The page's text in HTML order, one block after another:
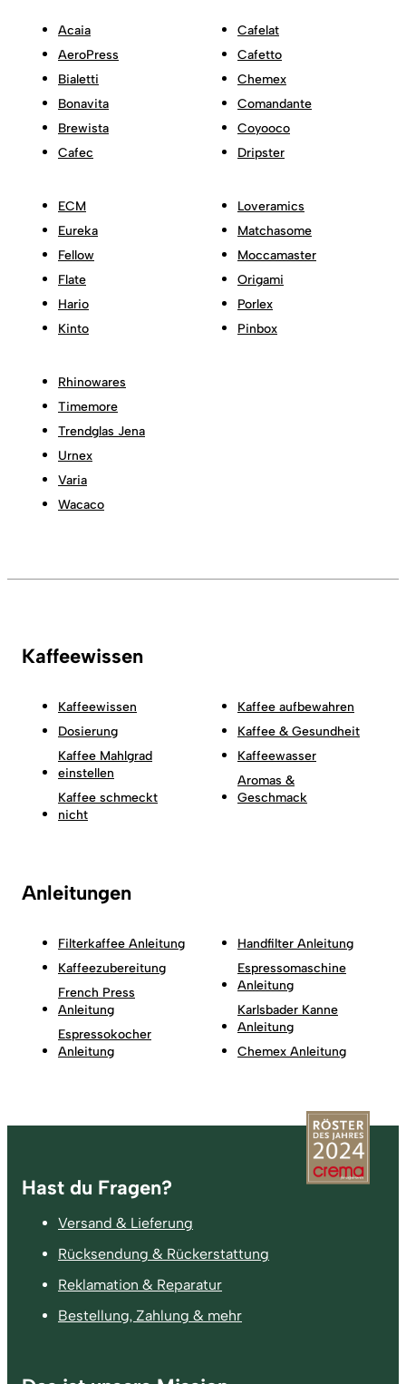
Acaia
AeroPress
Bialetti
Bonavita
Brewista
Cafec
Cafelat
Cafetto
Chemex
Comandante
Coyooco
Dripster
ECM
Eureka
Fellow
Flate
Hario
Kinto
Loveramics
Matchasome
Moccamaster
Origami
Porlex
Pinbox
Rhinowares
Timemore
Trendglas Jena
Urnex
Varia
Wacaco
Kaffeewissen
Kaffeewissen
Dosierung
Kaffee Mahlgrad
einstellen
Kaffee schmeckt
nicht
Kaffee aufbewahren
Kaffee & Gesundheit
Kaffeewasser
Aromas &
Geschmack
Anleitungen
Filterkaffee Anleitung
Kaffeezubereitung
French Press
Anleitung
Espressokocher
Anleitung
Handfilter Anleitung
Espressomaschine
Anleitung
Karlsbader Kanne
Anleitung
Chemex Anleitung
Fußzeile
Hast du Fragen?
Versand & Lieferung
Rücksendung & Rückerstattung
Reklamation & Reparatur
Bestellung, Zahlung & mehr